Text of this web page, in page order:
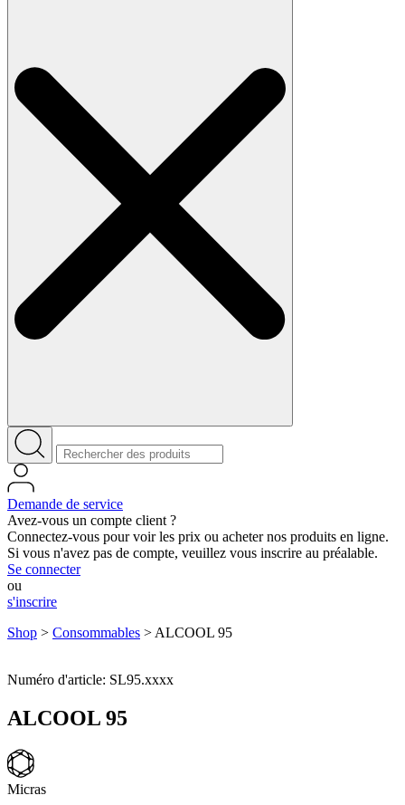
Demande de service
Avez-vous un compte client ?
Connectez-vous pour voir les prix ou acheter nos produits en ligne.
Si vous n'avez pas de compte, veuillez vous inscrire au préalable.
Se connecter
ou
s'inscrire
Shop > Consommables > ALCOOL 95
Numéro d'article: SL95.xxxx
ALCOOL 95
Micras